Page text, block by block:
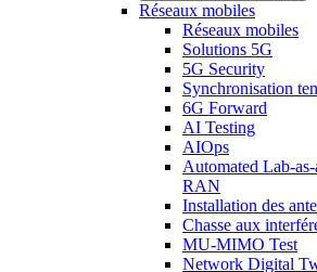
Réseaux mobiles
Réseaux mobiles
Solutions 5G
5G Security
Synchronisation
6G Forward
AI Testing
AIOps
Automated Lab-
RAN
Installation des
Chasse aux
MU-MIMO Test
Network Digital